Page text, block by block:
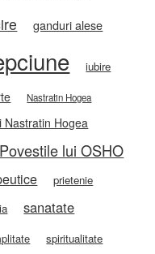
ganduri alese
iubire
Nastratin Hogea
Nastratin Hogea
Povestile lui OSHO
prietenie
sanatate
spiritualitate